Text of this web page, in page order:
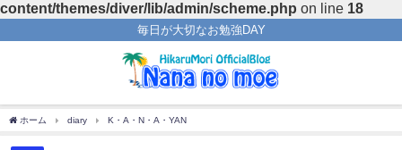
content/themes/diver/lib/admin/scheme.php on line 18
毎日が大切なお勉強DAY
ホーム diary K・A・N・A・YAN